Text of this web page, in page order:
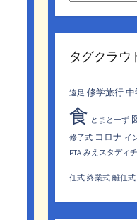
ア
ー
イ
タグクラウ
遠足 修学旅行 中
食 とまとーず
修了式 コロナ イ
PTA みえスタディ
任式 終業式 離任式